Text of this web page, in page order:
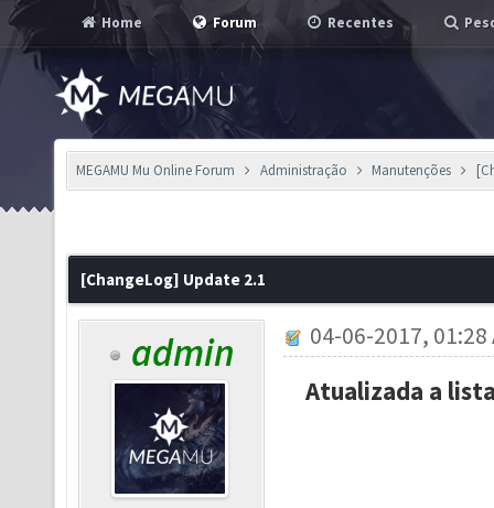
Home Forum Recentes
MEGAMU Mu Online Forum Administração Manutenções
[ChangeLog] Update 2.1
admin 04-06-2017, 01:28
Atualizada a